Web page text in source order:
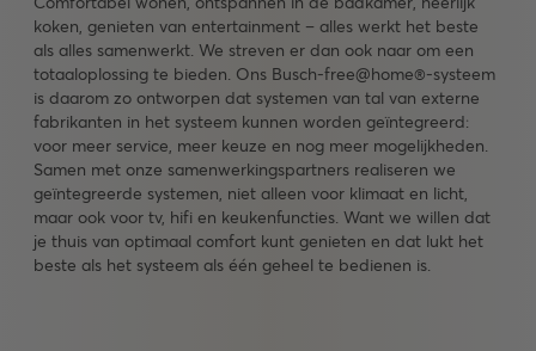
koken, genieten van entertainment – alles werkt het beste
als alles samenwerkt. We streven er dan ook naar om een
totaaloplossing te bieden. Ons Busch-free@home®-systeem
is daarom zo ontworpen dat systemen van tal van externe
fabrikanten in het systeem kunnen worden geïntegreerd:
voor meer service, meer keuze en nog meer mogelijkheden.
Samen met onze samenwerkingspartners realiseren we
geïntegreerde systemen, niet alleen voor klimaat en licht,
maar ook voor tv, hifi en keukenfuncties. Want we willen dat
je thuis van optimaal comfort kunt genieten en dat lukt het
beste als het systeem als één geheel te bedienen is.